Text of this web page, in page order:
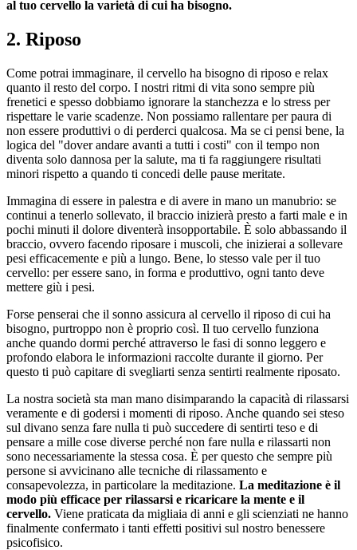
al tuo cervello la varietà di cui ha bisogno.
2. Riposo
Come potrai immaginare, il cervello ha bisogno di riposo e relax
quanto il resto del corpo. I nostri ritmi di vita sono sempre più
frenetici e spesso dobbiamo ignorare la stanchezza e lo stress per
rispettare le varie scadenze. Non possiamo rallentare per paura di
non essere produttivi o di perderci qualcosa. Ma se ci pensi bene, la
logica del "dover andare avanti a tutti i costi" con il tempo non
diventa solo dannosa per la salute, ma ti fa raggiungere risultati
minori rispetto a quando ti concedi delle pause meritate.
Immagina di essere in palestra e di avere in mano un manubrio: se
continui a tenerlo sollevato, il braccio inizierà presto a farti male e in
pochi minuti il dolore diventerà insopportabile. È solo abbassando il
braccio, ovvero facendo riposare i muscoli, che inizierai a sollevare
pesi efficacemente e più a lungo. Bene, lo stesso vale per il tuo
cervello: per essere sano, in forma e produttivo, ogni tanto deve
mettere giù i pesi.
Forse penserai che il sonno assicura al cervello il riposo di cui ha
bisogno, purtroppo non è proprio così. Il tuo cervello funziona
anche quando dormi perché attraverso le fasi di sonno leggero e
profondo elabora le informazioni raccolte durante il giorno. Per
questo ti può capitare di svegliarti senza sentirti realmente riposato.
La nostra società sta man mano disimparando la capacità di rilassarsi
veramente e di godersi i momenti di riposo. Anche quando sei steso
sul divano senza fare nulla ti può succedere di sentirti teso e di
pensare a mille cose diverse perché non fare nulla e rilassarti non
sono necessariamente la stessa cosa. È per questo che sempre più
persone si avvicinano alle tecniche di rilassamento e
consapevolezza, in particolare la meditazione. La meditazione è il
modo più efficace per rilassarsi e ricaricare la mente e il
cervello. Viene praticata da migliaia di anni e gli scienziati ne hanno
finalmente confermato i tanti effetti positivi sul nostro benessere
psicofisico.